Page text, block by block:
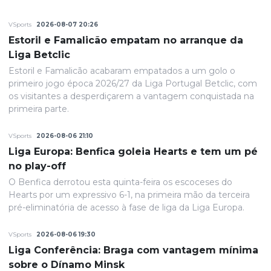
VSports 2026-08-07 20:26
Estoril e Famalicão empatam no arranque da
Liga Betclic
Estoril e Famalicão acabaram empatados a um golo o
primeiro jogo época 2026/27 da Liga Portugal Betclic, com
os visitantes a desperdiçarem a vantagem conquistada na
primeira parte.
VSports 2026-08-06 21:10
Liga Europa: Benfica goleia Hearts e tem um pé
no play-off
O Benfica derrotou esta quinta-feira os escoceses do
Hearts por um expressivo 6-1, na primeira mão da terceira
pré-eliminatória de acesso à fase de liga da Liga Europa.
VSports 2026-08-06 19:30
Liga Conferência: Braga com vantagem mínima
sobre o Dínamo Minsk